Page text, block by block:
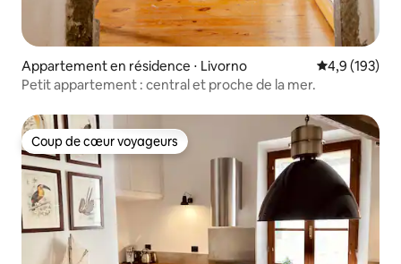
Appartement en résidence ⋅ Livorno Évaluation
4,9 (193)
Petit appartement : central et proche de la mer.
Coup de cœur voyageurs
Coup de cœur voyageurs